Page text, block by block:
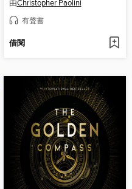
由Christopher Paolini
有聲書
借閱